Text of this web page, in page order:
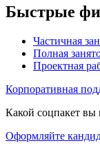
Быстрые
Частичная
Полная
Проектная
Корпоративная
Какой соцпакет вы
Оформляйте